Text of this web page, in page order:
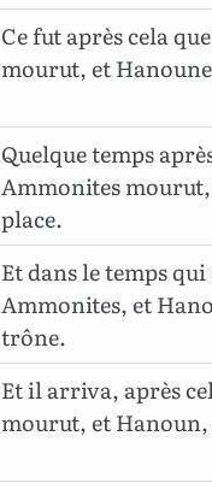
Ce fut après cela
mourut, et
Quelque temps
Ammonites
place.
Et dans le temps
Ammonites, et
trône.
Et il arriva, après
mourut, et Hanoun,